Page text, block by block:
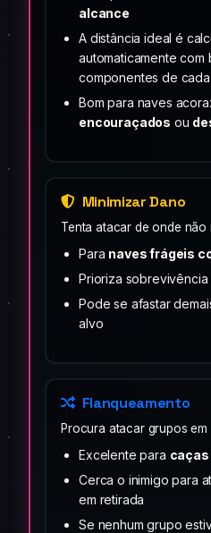
alcance
A distância ideal é
automaticamente com
componentes de
Bom para naves
encouraçados ou
Minimizar Dano
Tenta atacar de onde não
Para naves frágeis
Prioriza
Pode se afastar
alvo
Flanqueamento
Procura atacar grupos em
Excelente para
Cerca o inimigo para
em retirada
Se nenhum grupo